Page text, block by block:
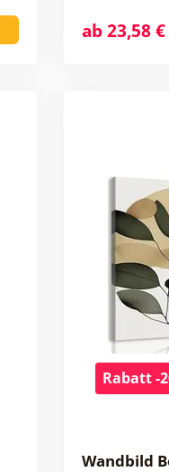
ab 23,58 €
Rabatt -
Wandbild